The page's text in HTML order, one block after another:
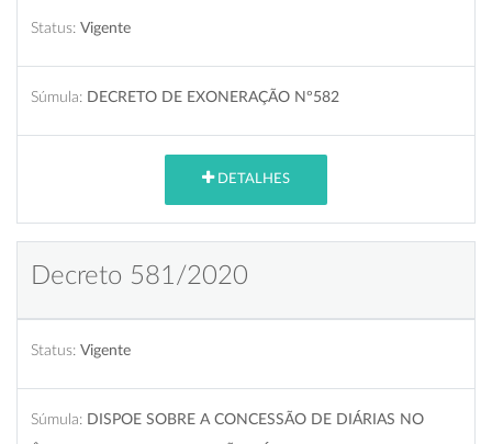
Status: Vigente
Súmula: DECRETO DE EXONERAÇÃO Nº582
DETALHES
Decreto 581/2020
Status: Vigente
Súmula: DISPOE SOBRE A CONCESSÃO DE DIÁRIAS NO